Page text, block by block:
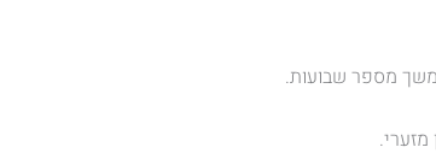
מספר שבועות.